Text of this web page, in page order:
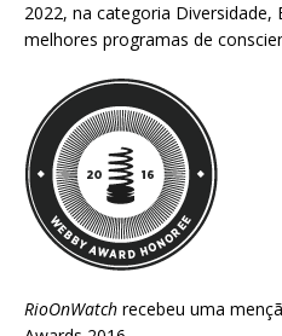
2022, na categoria Diversidade,
melhores programas de
RioOnWatch recebeu uma